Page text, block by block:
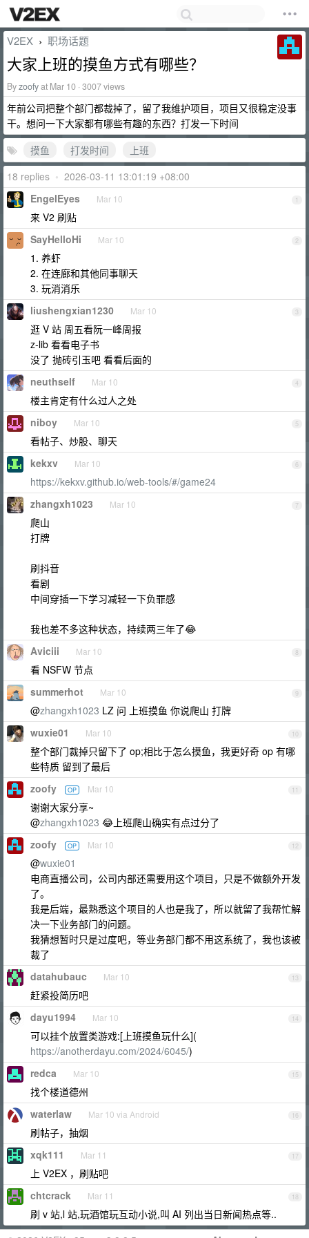
V2EX › 职场话题
大家上班的摸鱼方式有哪些？
Byzoofyat Mar 10 · 3007 views
年前公司把整个部门都裁掉了，留了我维护项目，项目又很稳定没事
干。想问一下大家都有哪些有趣的东西？打发一下时间
摸鱼
打发时间
上班
18 replies • 2026-03-11 13:01:19 +08:00
1
EngelEyes Mar 10
来 V2 刷贴
2
SayHelloHi Mar 10
1. 养虾
2. 在连廊和其他同事聊天
3. 玩消消乐
3
liushengxian1230 Mar 10
逛 V 站 周五看阮一峰周报
z-lib 看看电子书
没了 抛砖引玉吧 看看后面的
4
neuthself Mar 10
楼主肯定有什么过人之处
5
niboy Mar 10
看帖子、炒股、聊天
6
kekxv Mar 10
https://kekxv.github.io/web-tools/#/game24
7
zhangxh1023 Mar 10
爬山
打牌
刷抖音
看剧
中间穿插一下学习减轻一下负罪感
我也差不多这种状态，持续两三年了😂
8
Aviciii Mar 10
看 NSFW 节点
9
summerhot Mar 10
@zhangxh1023 LZ 问 上班摸鱼 你说爬山 打牌
10
wuxie01 Mar 10
整个部门裁掉只留下了 op;相比于怎么摸鱼，我更好奇 op 有哪
些特质 留到了最后
11
zoofy OP Mar 10
谢谢大家分享~
@zhangxh1023 😂上班爬山确实有点过分了
12
zoofy OP Mar 10
@wuxie01
电商直播公司，公司内部还需要用这个项目，只是不做额外开发
了。
我是后端，最熟悉这个项目的人也是我了，所以就留了我帮忙解
决一下业务部门的问题。
我猜想暂时只是过度吧，等业务部门都不用这系统了，我也该被
裁了
13
datahubauc Mar 10
赶紧投简历吧
14
dayu1994 Mar 10
可以挂个放置类游戏:[上班摸鱼玩什么](
https://anotherdayu.com/2024/6045/)
15
redca Mar 10
找个楼道德州
16
waterlaw Mar 10 via Android
刷帖子，抽烟
17
xqk111 Mar 11
上 V2EX ，刷贴吧
18
chtcrack Mar 11
刷 v 站,l 站,玩酒馆玩互动小说,叫 AI 列出当日新闻热点等..